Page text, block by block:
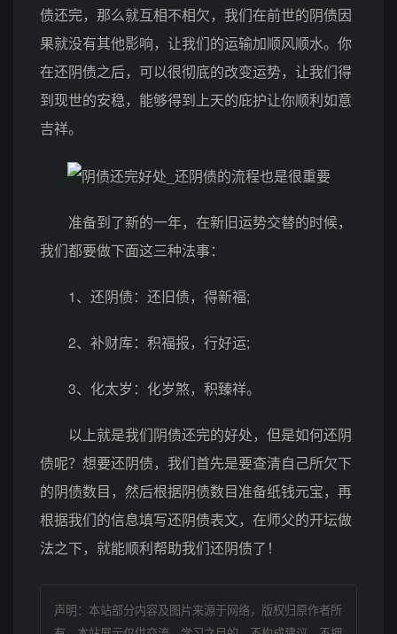
债还完，那么就互相不相欠，我们在前世的阴债因
果就没有其他影响，让我们的运输加顺风顺水。你
在还阴债之后，可以很彻底的改变运势，让我们得
到现世的安稳，能够得到上天的庇护让你顺利如意
吉祥。
准备到了新的一年，在新旧运势交替的时候，
我们都要做下面这三种法事：
1、还阴债：还旧债，得新福;
2、补财库：积福报，行好运;
3、化太岁：化岁煞，积臻祥。
以上就是我们阴债还完的好处，但是如何还阴
债呢？想要还阴债，我们首先是要查清自己所欠下
的阴债数目，然后根据阴债数目准备纸钱元宝，再
根据我们的信息填写还阴债表文，在师父的开坛做
法之下，就能顺利帮助我们还阴债了！
声明：本站部分内容及图片来源于网络，版权归原作者所